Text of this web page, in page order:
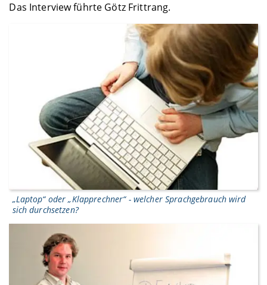
„Laptop“ oder „Klapprechner“ - welcher Sprachgebrauch wird
sich durchsetzen?
Das Interview führte Götz Frittrang.